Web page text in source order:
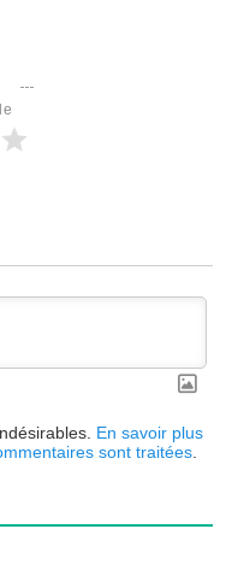
En savoir plus
sont traitées